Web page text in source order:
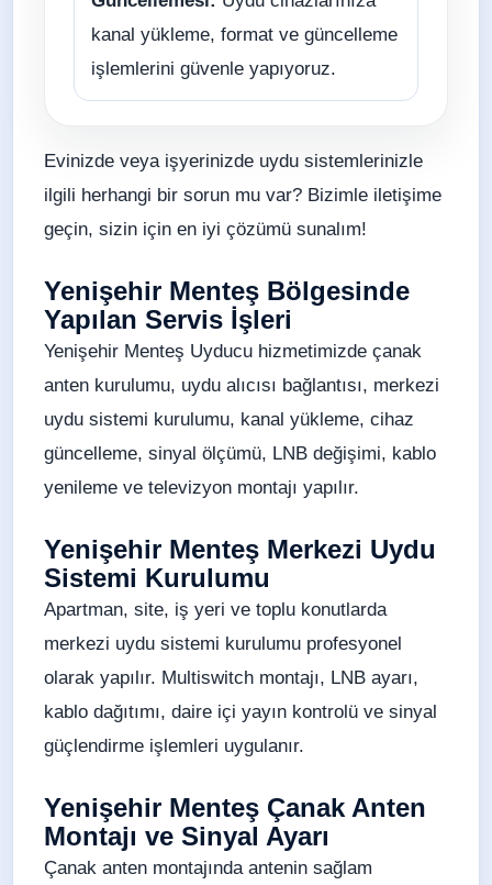
kanal yükleme, format ve güncelleme
işlemlerini güvenle yapıyoruz.
Evinizde veya işyerinizde uydu sistemlerinizle
ilgili herhangi bir sorun mu var? Bizimle iletişime
geçin, sizin için en iyi çözümü sunalım!
Yenişehir Menteş Bölgesinde
Yapılan Servis İşleri
Yenişehir Menteş Uyducu hizmetimizde çanak
anten kurulumu, uydu alıcısı bağlantısı, merkezi
uydu sistemi kurulumu, kanal yükleme, cihaz
güncelleme, sinyal ölçümü, LNB değişimi, kablo
yenileme ve televizyon montajı yapılır.
Yenişehir Menteş Merkezi Uydu
Sistemi Kurulumu
Apartman, site, iş yeri ve toplu konutlarda
merkezi uydu sistemi kurulumu profesyonel
olarak yapılır. Multiswitch montajı, LNB ayarı,
kablo dağıtımı, daire içi yayın kontrolü ve sinyal
güçlendirme işlemleri uygulanır.
Yenişehir Menteş Çanak Anten
Montajı ve Sinyal Ayarı
Çanak anten montajında antenin sağlam